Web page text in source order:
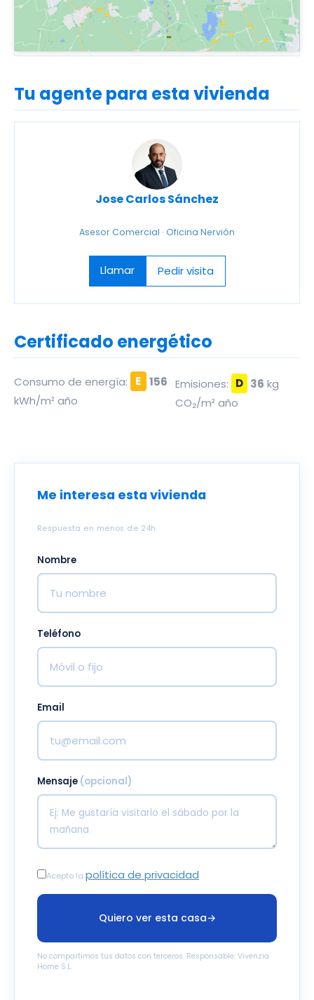
Tu agente para esta vivienda
Jose Carlos Sánchez
Asesor Comercial · Oficina Nervión
Llamar Pedir visita
Certificado energético
Consumo de energía: E 156
kWh/m² año
Emisiones: D 36 kg
CO₂/m² año
Me interesa esta vivienda
Respuesta en menos de 24h
Nombre
Teléfono
Email
Mensaje (opcional)
Acepto la política de privacidad
Quiero ver esta casa→
No compartimos tus datos con terceros. Responsable: Vivenzia
Home S.L.